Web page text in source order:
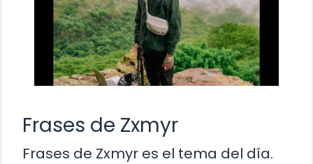
Frases de Zxmyr
Frases de Zxmyr es el tema del día.